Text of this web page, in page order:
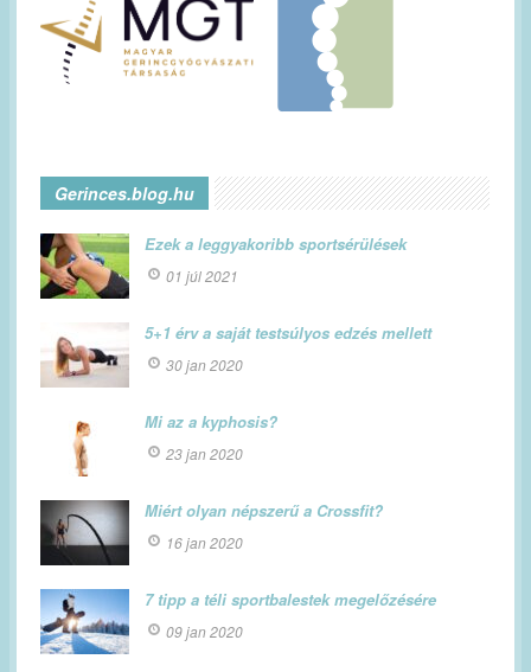
Gerinces.blog.hu
Ezek a leggyakoribb sportsérülések
01 júl 2021
5+1 érv a saját testsúlyos edzés mellett
30 jan 2020
Mi az a kyphosis?
23 jan 2020
Miért olyan népszerű a Crossfit?
16 jan 2020
7 tipp a téli sportbalestek megelőzésére
09 jan 2020